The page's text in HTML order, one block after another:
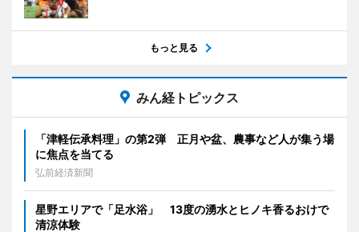
もっと見る
みん経トピックス
「津軽伝承料理」の第2弾 正月や盆、農事など人が集う場
に焦点を当てる
弘前経済新聞
星野エリアで「足水浴」 13度の湧水とヒノキ香るおけで
清涼体験